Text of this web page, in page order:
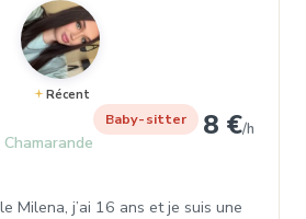
Récent
d'enfant à Lardy
Baby-sitter 8 €/h
Milena, j’ai 16 ans et je suis une